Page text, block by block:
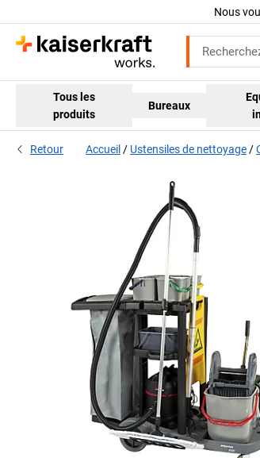
Nous
Tous les
produits
Bureaux
Retour Accueil Ustensiles de nettoyage